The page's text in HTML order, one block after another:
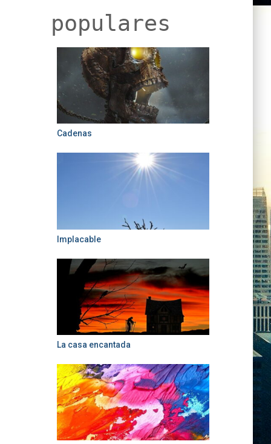
populares
Cadenas
Implacable
La casa encantada